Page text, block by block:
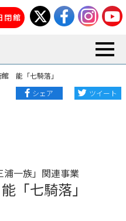
閉館
能「七騎落」
シェア
ツイート
一族」関連事業
「七騎落」